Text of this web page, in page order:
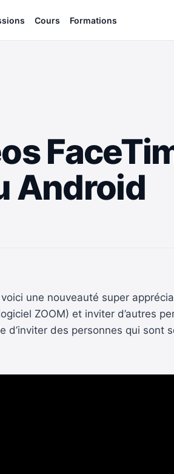
Cours Formations
Android
une nouveauté super
ZOOM) et inviter d’autres
d’inviter des personnes qui